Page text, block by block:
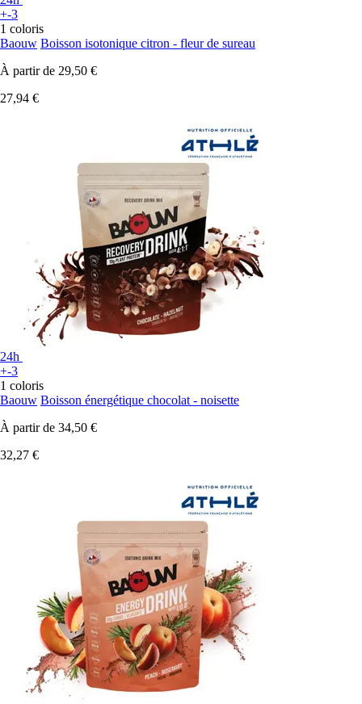
+-3
1 coloris
Baouw Boisson isotonique citron - fleur de sureau
À partir de 29,50 €
27,94 €
24h
+-3
1 coloris
Baouw Boisson énergétique chocolat - noisette
À partir de 34,50 €
32,27 €